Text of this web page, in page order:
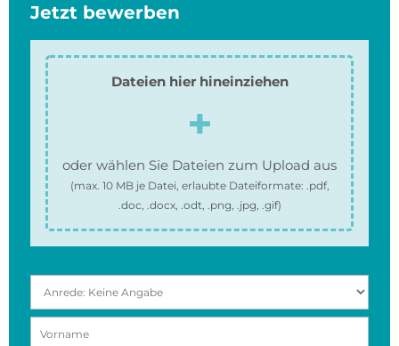
Jetzt bewerben
Dateien hier hineinziehen
oder wählen Sie Dateien zum Upload aus
(max. 10 MBje Datei, erlaubte Dateiformate: .pdf,
.doc, .docx, .odt, .png, .jpg, .gif)